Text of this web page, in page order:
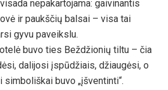
nepakartojama: gaivinantis
ir paukščių balsai – visa tai
gyvu paveikslu.
buvo ties Beždžionių tiltu – čia
dalijosi įspūdžiais, džiaugėsi, o
buvo „įšventinti“.